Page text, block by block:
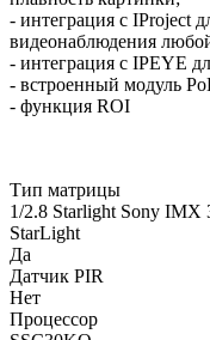
- интеграция с IProject
видеонаблюдения
- интеграция с IPEYE
- встроенный модуль
- функция ROI
Тип матрицы
1/2.8 Starlight Sony IMX
StarLight
Да
Датчик PIR
Нет
Процессор